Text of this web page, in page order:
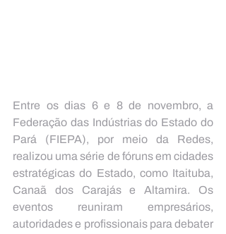
Entre os dias 6 e 8 de novembro, a
Federação das Indústrias do Estado do
Pará (FIEPA), por meio da Redes,
realizou uma série de fóruns em cidades
estratégicas do Estado, como Itaituba,
Canaã dos Carajás e Altamira. Os
eventos reuniram empresários,
autoridades e profissionais para debater